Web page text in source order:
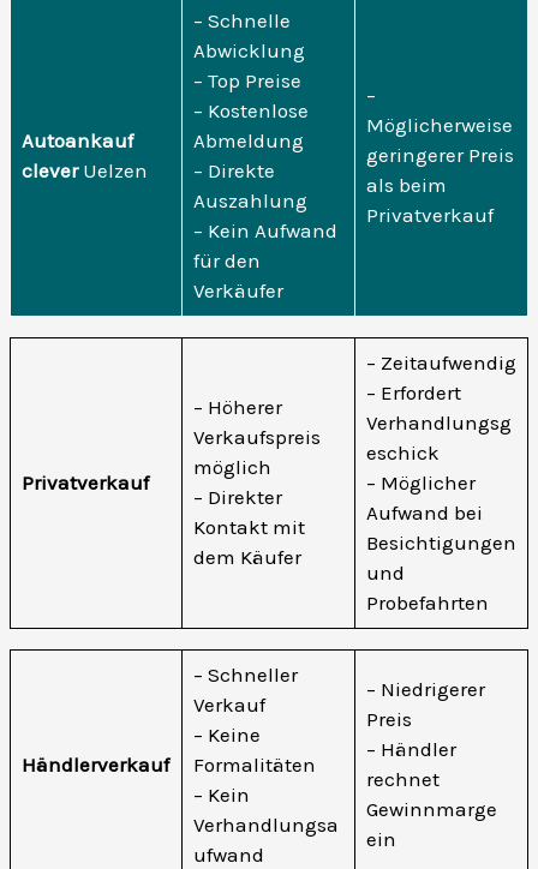
Autoankauf
cleverUelzen
– Schnelle
Abwicklung
– Top Preise
– Kostenlose
Abmeldung
– Direkte
Auszahlung
– Kein Aufwand
für den
Verkäufer
–
Möglicherweise
geringerer Preis
als beim
Privatverkauf
Privatverkauf
– Höherer
Verkaufspreis
möglich
– Direkter
Kontakt mit
dem Käufer
– Zeitaufwendig
– Erfordert
Verhandlungsg
eschick
– Möglicher
Aufwand bei
Besichtigungen
und
Probefahrten
Händlerverkauf
– Schneller
Verkauf
– Keine
Formalitäten
– Kein
Verhandlungsa
ufwand
– Niedrigerer
Preis
– Händler
rechnet
Gewinnmarge
ein